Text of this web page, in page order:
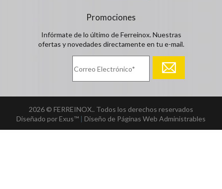
Promociones
Infórmate de lo último de Ferreinox. Nuestras
ofertas y novedades directamente en tu e-mail.
2026 © FERREINOX.. Todos los derechos reservados
Diseñado por Exus™ | Diseño de Páginas Web Administrables